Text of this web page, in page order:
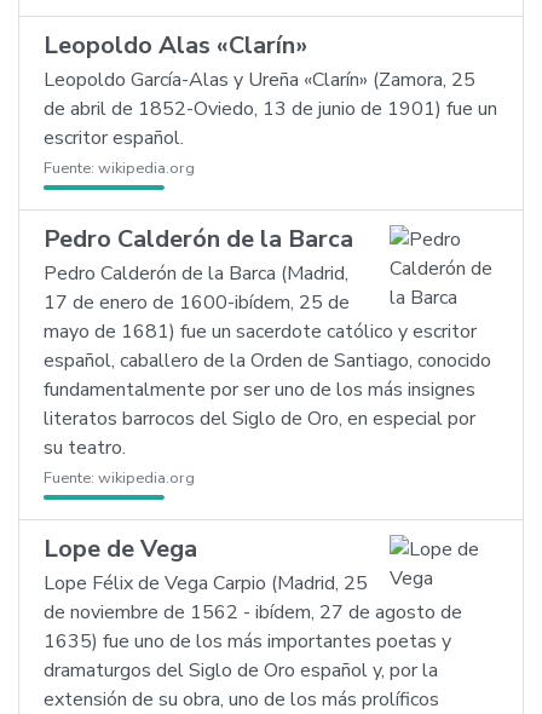
Leopoldo Alas «Clarín»
Leopoldo García-Alas y Ureña «Clarín» (Zamora, 25
de abril de 1852-Oviedo, 13 de junio de 1901) fue un
escritor español.
Fuente: wikipedia.org
Pedro Calderón de la Barca
Pedro Calderón de la Barca (Madrid,
17 de enero de 1600-ibídem, 25 de
mayo de 1681) fue un sacerdote católico y escritor
español, caballero de la Orden de Santiago, conocido
fundamentalmente por ser uno de los más insignes
literatos barrocos del Siglo de Oro, en especial por
su teatro.
Fuente: wikipedia.org
Lope de Vega
Lope Félix de Vega Carpio (Madrid, 25
de noviembre de 1562 - ibídem, 27 de agosto de
1635) fue uno de los más importantes poetas y
dramaturgos del Siglo de Oro español y, por la
extensión de su obra, uno de los más prolíficos